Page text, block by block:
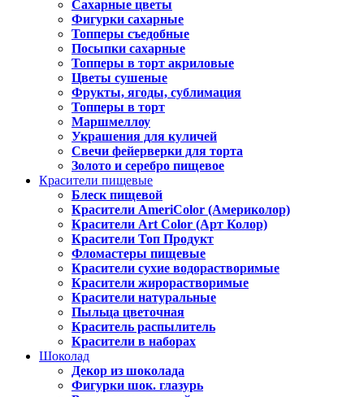
Сахарные цветы
Фигурки сахарные
Топперы съедобные
Посыпки сахарные
Топперы в торт акриловые
Цветы сушеные
Фрукты, ягоды, сублимация
Топперы в торт
Маршмеллоу
Украшения для куличей
Свечи фейерверки для торта
Золото и серебро пищевое
Красители пищевые
Блеск пищевой
Красители AmeriColor (Америколор)
Красители Art Color (Арт Колор)
Красители Топ Продукт
Фломастеры пищевые
Красители сухие водорастворимые
Красители жирорастворимые
Красители натуральные
Пыльца цветочная
Краситель распылитель
Красители в наборах
Шоколад
Декор из шоколада
Фигурки шок. глазурь